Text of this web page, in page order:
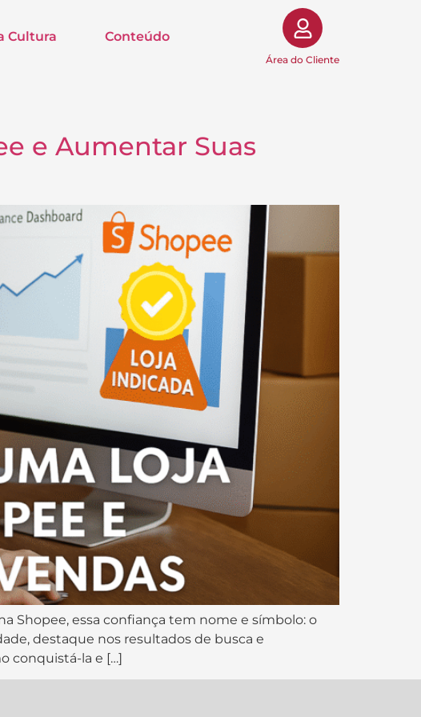
Cultura Conteúdo
Área do Cliente
e Aumentar Suas
Shopee, essa confiança tem nome e símbolo: o
destaque nos resultados de busca e
conquistá-la e […]